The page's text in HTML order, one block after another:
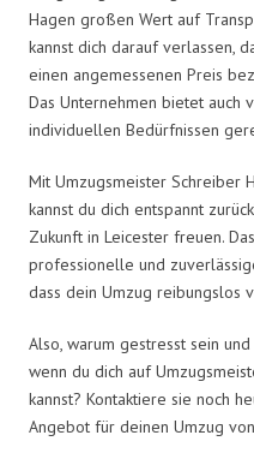
Hagen großen Wert auf
kannst dich darauf verlassen,
einen angemessenen Preis
Das Unternehmen bietet auch
individuellen Bedürfnissen
Mit Umzugsmeister Schreiber
kannst du dich entspannt
Zukunft in Leicester freuen.
professionelle und
dass dein Umzug reibungslos
Also, warum gestresst sein
wenn du dich auf
kannst? Kontaktiere sie noch
Angebot für deinen Umzug